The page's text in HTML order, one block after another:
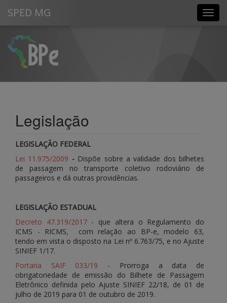
SPED MG
Legislação
LEGISLAÇÃO FEDERAL
Lei 11.975/2009 - Dispõe sobre a validade dos bilhetes
de passagem no transporte coletivo rodoviário de
passageiros e dá outras providências.
LEGISLAÇÃO ESTADUAL
Decreto 47.319/2017- que altera o Regulamento do
ICMS - RICMS, com relação ao BP-e, modelo 63,
tendo em vista o disposto na Lei nº 6.763/75, e no Ajuste
SINIEF 1/17.
Portaria SAIF 033/19 - Prorroga a data de
obrigatoriedade de emissão do Bilhete de Passagem
Eletrônico definida pelo Ajuste SINIEF 22/18, de 01 de
julho de 2019 para 01 de outubro de 2019.